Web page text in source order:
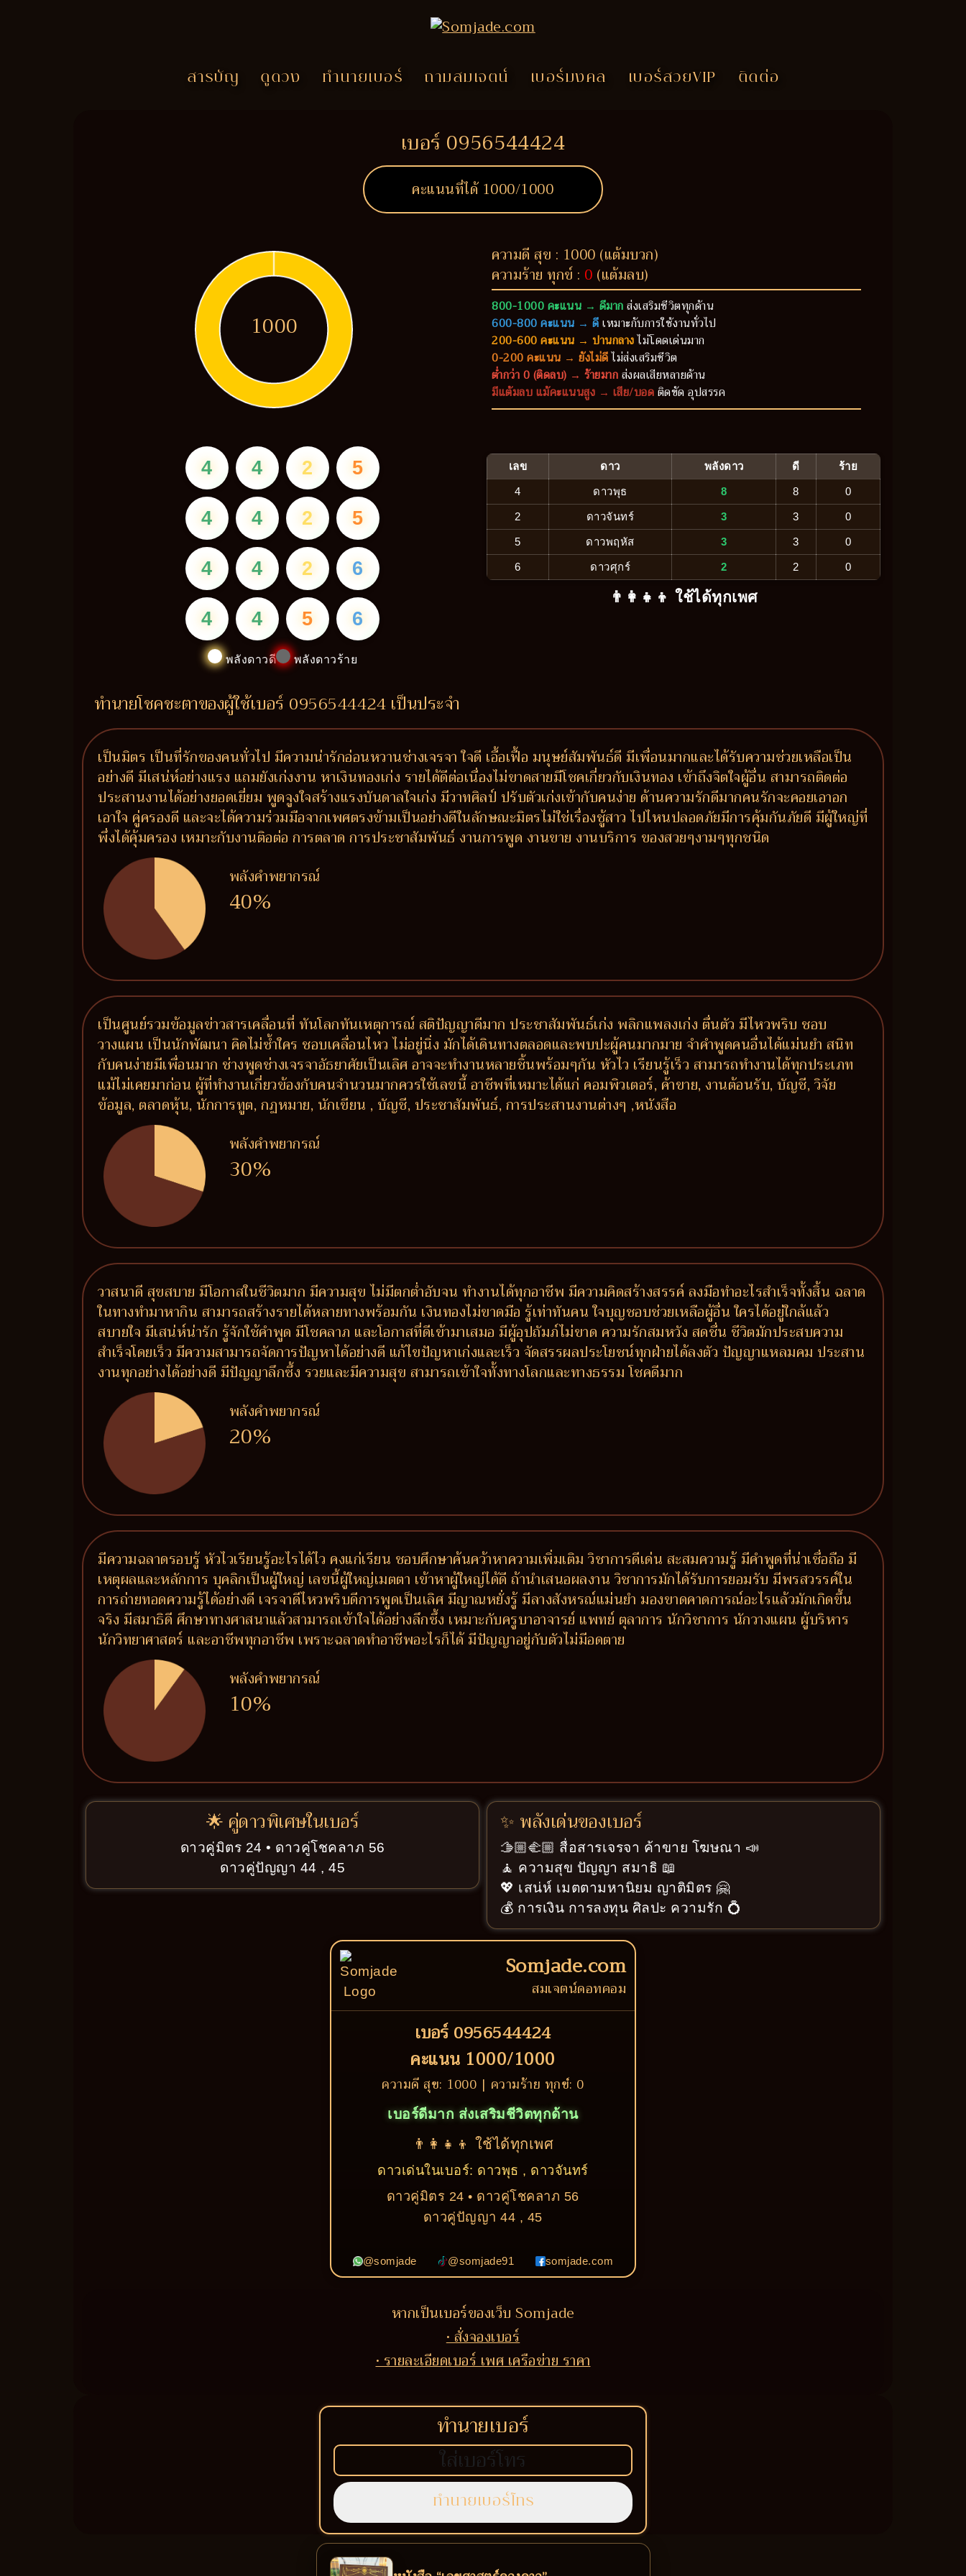
สารบัญ ดูดวง ทำนายเบอร์ ถามสมเจตน์ เบอร์มงคล เบอร์สวยVIP ติดต่อ
เบอร์ 0956544424
คะแนนที่ได้ 1000/1000
1000
ความดี สุข : 1000 (แต้มบวก)
ความร้าย ทุกข์ : 0 (แต้มลบ)
800-1000 คะแนน → ดีมากส่งเสริมชีวิตทุกด้าน
600-800 คะแนน → ดีเหมาะกับการใช้งานทั่วไป
200-600 คะแนน → ปานกลางไม่โดดเด่นมาก
0-200 คะแนน → ยังไม่ดีไม่ส่งเสริมชีวิต
ต่ำกว่า 0 (ติดลบ) → ร้ายมากส่งผลเสียหลายด้าน
มีแต้มลบ แม้คะแนนสูง → เสีย/บอดติดขัด อุปสรรค
4 4 2 5
4 4 2 5
4 4 2 6
4 4 5 6
พลังดาวดี พลังดาวร้าย
เลข ดาว พลังดาว ดี ร้าย
4 ดาวพุธ 8 8 0
2 ดาวจันทร์ 3 3 0
5 ดาวพฤหัส 3 3 0
6 ดาวศุกร์ 2 2 0
👨‍👩‍👧‍👦 ใช้ได้ทุกเพศ
ทำนายโชคชะตาของผู้ใช้เบอร์ 0956544424 เป็นประจำ
เป็นมิตร เป็นที่รักของคนทั่วไป มีความน่ารักอ่อนหวานช่างเจรจา ใจดี เอื้อเฟื้อ มนุษย์สัมพันธ์ดี มีเพื่อนมากและได้รับความช่วยเหลือเป็น
อย่างดี มีเสน่ห์อย่างแรง แถมยังเก่งงาน หาเงินทองเก่ง รายได้ดีต่อเนื่องไม่ขาดสายมีโชคเกี่ยวกับเงินทอง เข้าถึงจิตใจผู้อื่น สามารถติดต่อ
ประสานงานได้อย่างยอดเยี่ยม พูดจูงใจสร้างแรงบันดาลใจเก่ง มีวาทศิลป์ ปรับตัวเก่งเข้ากับคนง่าย ด้านความรักดีมากคนรักจะคอยเอาอก
เอาใจ คู่ครองดี และจะได้ความร่วมมือจากเพศตรงข้ามเป็นอย่างดีในลักษณะมิตรไม่ใช่เรื่องชู้สาว ไปไหนปลอดภัยมีการคุ้มกันภัยดี มีผู้ใหญ่ที่
พึ่งได้คุ้มครอง เหมาะกับงานติอต่อ การตลาด การประชาสัมพันธ์ งานการพูด งานขาย งานบริการ ของสวยๆงามๆทุกชนิด
พลังคำพยากรณ์
40%
เป็นศูนย์รวมข้อมูลข่าวสารเคลื่อนที่ ทันโลกทันเหตุการณ์ สติปัญญาดีมาก ประชาสัมพันธ์เก่ง พลิกแพลงเก่ง ตื่นตัว มีไหวพริบ ชอบ
วางแผน เป็นนักพัฒนา คิดไม่ซ้ำใคร ชอบเคลื่อนไหว ไม่อยู่นิ่ง มักได้เดินทางตลอดและพบปะผู้คนมากมาย จำคำพูดคนอื่นได้แม่นยำ สนิท
กับคนง่ายมีเพื่อนมาก ช่างพูดช่างเจรจาอัธยาศัยเป็นเลิศ อาจจะทำงานหลายชิ้นพร้อมๆกัน หัวไว เรียนรู้เร็ว สามารถทำงานได้ทุกประเภท
แม้ไม่เคยมาก่อน ผู้ที่ทำงานเกี่ยวข้องกับคนจำนวนมากควรใช้เลขนี้ อาชีพที่เหมาะได้แก่ คอมพิวเตอร์, ค้าขาย, งานต้อนรับ, บัญชี, วิจัย
ข้อมูล, ตลาดหุ้น, นักการทูต, กฏหมาย, นักเขียน , บัญชี, ประชาสัมพันธ์, การประสานงานต่างๆ ,หนังสือ
พลังคำพยากรณ์
30%
วาสนาดี สุขสบาย มีโอกาสในชีวิตมาก มีความสุข ไม่มีตกต่ำอับจน ทำงานได้ทุกอาชีพ มีความคิดสร้างสรรค์ ลงมือทำอะไรสำเร็จทั้งสิ้น ฉลาด
ในทางทำมาหากิน สามารถสร้างรายได้หลายทางพร้อมกัน เงินทองไม่ขาดมือ รู้เท่าทันคน ใจบุญชอบช่วยเหลือผู้อื่น ใครได้อยู่ใกล้แล้ว
สบายใจ มีเสน่ห์น่ารัก รู้จักใช้คำพูด มีโชคลาภ และโอกาสที่ดีเข้ามาเสมอ มีผู้อุปถัมภ์ไม่ขาด ความรักสมหวัง สดชื่น ชีวิตมักประสบความ
สำเร็จโดยเร็ว มีความสามารถจัดการปัญหาได้อย่างดี แก้ไขปัญหาเก่งและเร็ว จัดสรรผลประโยชน์ทุกฝ่ายได้ลงตัว ปัญญาแหลมคม ประสาน
งานทุกอย่างได้อย่างดี มีปัญญาลึกซึ้ง รวยและมีความสุข สามารถเข้าใจทั้งทางโลกและทางธรรม โชคดีมาก
พลังคำพยากรณ์
20%
มีความฉลาดรอบรู้ หัวไวเรียนรู้อะไรได้ไว คงแก่เรียน ชอบศึกษาค้นคว้าหาความเพิ่มเติม วิชาการดีเด่น สะสมความรู้ มีคำพูดที่น่าเชื่อถือ มี
เหตุผลและหลักการ บุคลิกเป็นผู้ใหญ่ เลขนี้ผู้ใหญ่เมตตา เข้าหาผู้ใหญ่ได้ดี ถ้านำเสนอผลงาน วิชาการมักได้รับการยอมรับ มีพรสวรรค์ใน
การถ่ายทอดความรู้ได้อย่างดี เจรจาดีไหวพริบดีการพูดเป็นเลิศ มีญาณหยั่งรู้ มีลางสังหรณ์แม่นยำ มองขาดคาดการณ์อะไรแล้วมักเกิดขึ้น
จริง มีสมาธิดี ศึกษาทางศาสนาแล้วสามารถเข้าใจได้อย่างลึกซึ้ง เหมาะกับครูบาอาจารย์ แพทย์ ตุลาการ นักวิชาการ นักวางแผน ผู้บริหาร
นักวิทยาศาสตร์ และอาชีพทุกอาชีพ เพราะฉลาดทำอาชีพอะไรก็ได้ มีปัญญาอยู่กับตัวไม่มีอดตาย
พลังคำพยากรณ์
10%
🌟 คู่ดาวพิเศษในเบอร์
ดาวคู่มิตร 24 • ดาวคู่โชคลาภ 56
ดาวคู่ปัญญา 44 , 45
✨ พลังเด่นของเบอร์
🫱🏼‍🫲🏼 สื่อสารเจรจา ค้าขาย โฆษณา 📣
🧘 ความสุข ปัญญา สมาธิ 📖
💖 เสน่ห์ เมตตามหานิยม ญาติมิตร 🤗
💰 การเงิน การลงทุน ศิลปะ ความรัก 💍
Somjade.com
สมเจตน์ดอทคอม
เบอร์ 0956544424
คะแนน 1000/1000
ความดี สุข: 1000 | ความร้าย ทุกข์: 0
เบอร์ดีมาก ส่งเสริมชีวิตทุกด้าน
👨‍👩‍👧‍👦 ใช้ได้ทุกเพศ
ดาวเด่นในเบอร์: ดาวพุธ , ดาวจันทร์
ดาวคู่มิตร 24 • ดาวคู่โชคลาภ 56
ดาวคู่ปัญญา 44 , 45
@somjade @somjade91 somjade.com
หากเป็นเบอร์ของเว็บ Somjade
• สั่งจองเบอร์
• รายละเอียดเบอร์ เพศ เครือข่าย ราคา
ทำนายเบอร์